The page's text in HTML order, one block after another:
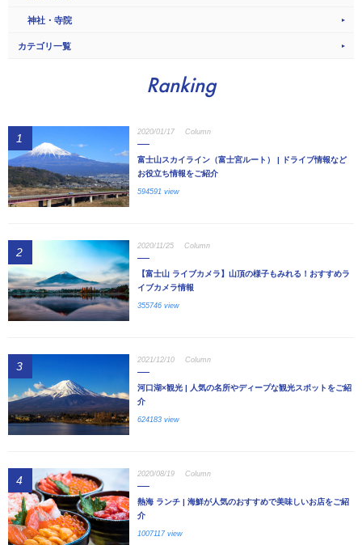
神社・寺院
カテゴリ一覧
Ranking
1 2020/01/17 Column
富士山スカイライン（富士宮ルート） | ドライブ情報など
お役立ち情報をご紹介
594591 view
2 2020/11/25 Column
【富士山 ライブカメラ】山頂の様子もみれる！おすすめラ
イブカメラ情報
355746 view
3 2021/12/10 Column
河口湖×観光 | 人気の名所やディープな観光スポットをご紹
介
624183 view
4 2020/08/19 Column
熱海 ランチ | 海鮮が人気のおすすめで美味しいお店をご紹
介
1007117 view